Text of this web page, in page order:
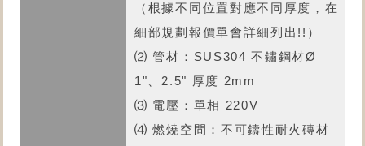
（根據不同位置對應不同厚度，在
細部規劃報價單會詳細列出!!）
⑵ 管材：SUS304 不鏽鋼材Ø
1"、2.5" 厚度 2mm
⑶ 電壓：單相 220V
⑷ 燃燒空間：不可鑄性耐火磚材